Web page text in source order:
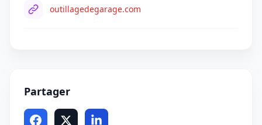
outillagedegarage.com
Partager